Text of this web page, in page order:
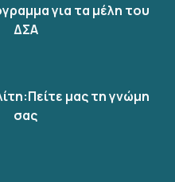
για τα μέλη του
ΔΣΑ
μας τη γνώμη
σας